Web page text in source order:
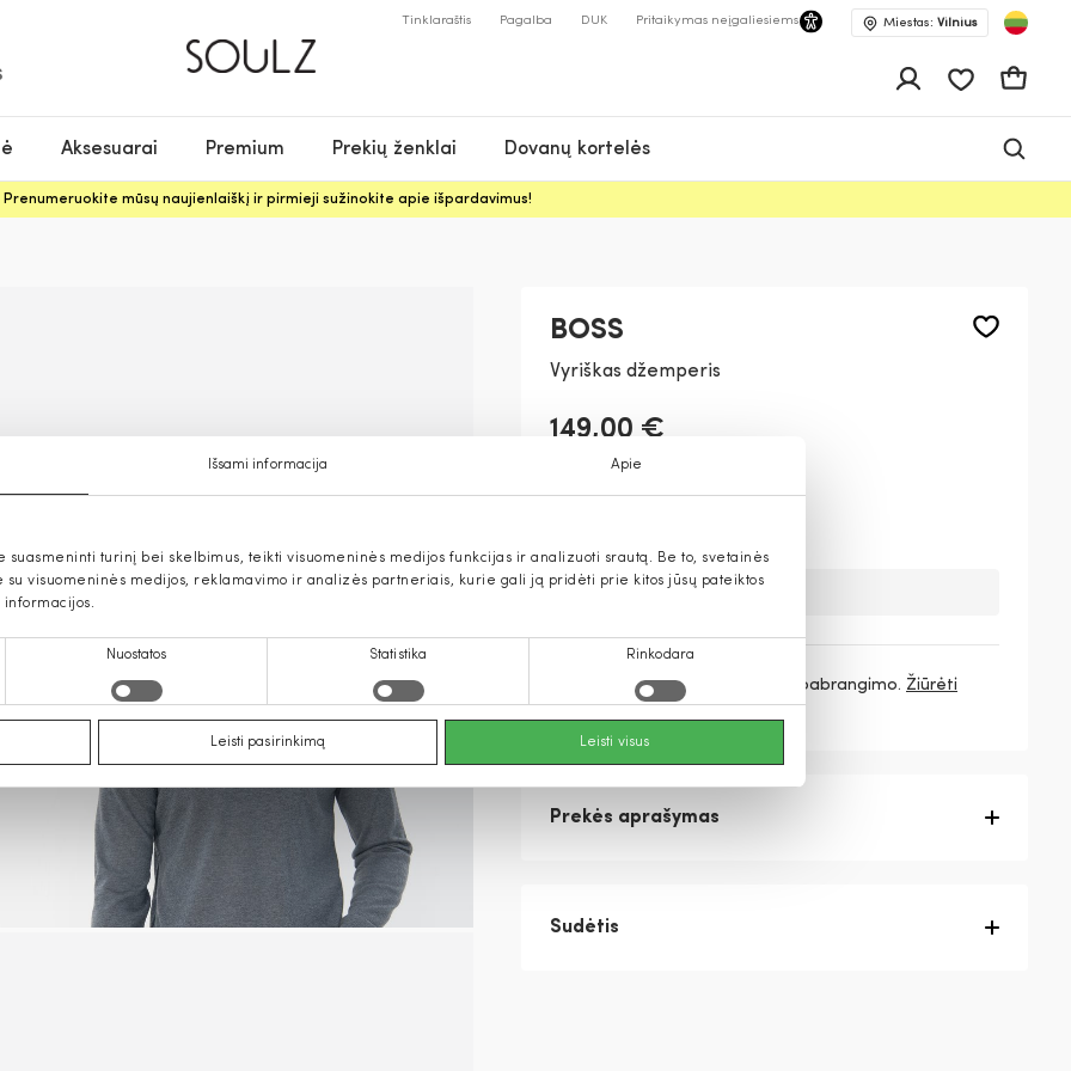
Išsami informacija Apie
suasmeninti turinį bei skelbimus, teikti visuomeninės medijos funkcijas ir analizuoti srautą. Be to, svetainės
visuomeninės medijos, reklamavimo ir analizės partneriais, kurie gali ją pridėti prie kitos jūsų pateiktos
informacijos.
Nuostatos Statistika Rinkodara
Leisti pasirinkimą Leisti visus
Tinklaraštis Pagalba DUK Pritaikymas neįgaliesiems Miestas: Vilnius
Pageidavimų
Aksesuarai Premium Prekių ženklai Dovanų kortelės
Prenumeruokite mūsų naujienlaiškį ir pirmieji sužinokite apie išpardavimus!
BOSS
Vyriškas džemperis
149,00 €
Deja, šios prekės nebeturime.
3 mokėjimai49,67 € / mėn. be pabrangimo. Žiūrėti
daugiau
Prekės aprašymas
Sudėtis